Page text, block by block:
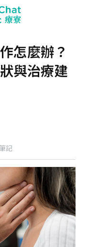
篇
展
怎麼辦？
與治療建
記